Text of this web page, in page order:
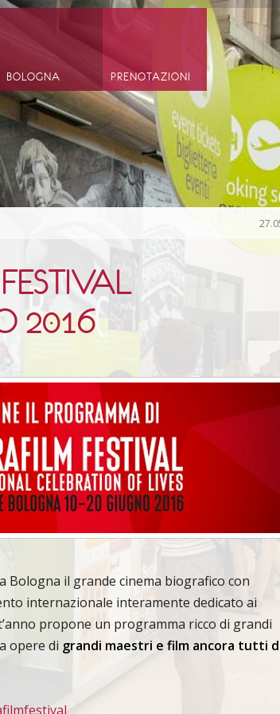
2016
Bologna il grande cinema biografico con
internazionale interamente dedicato ai
propone un programma ricco di grandi
opere di grandi maestri e film ancora tutti
BOLOGNA PRENOTAZIONI